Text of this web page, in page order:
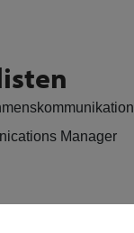
Manager